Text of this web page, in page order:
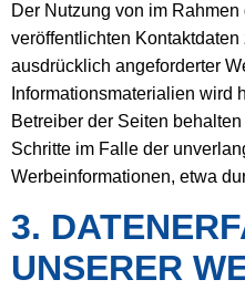
Der Nutzung von im
veröffentlichten
ausdrücklich angeforderter
Informationsmaterialien wird
Betreiber der Seiten
Schritte im Falle der
Werbeinformationen, etwa
3.
UNSERER